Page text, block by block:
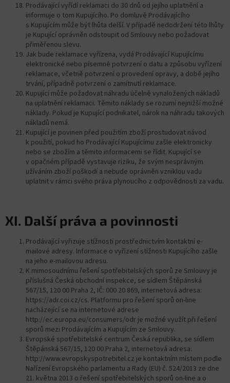
Prodávající vyřídí reklamaci do 30 dnů od jejího uplatnění a
informuje o tom Kupujícího. Po domluvě Prodávajícího
s Kupujícím může být lhůta delší. V případě nedodržení této lhůty
je Kupující oprávněn odstoupit od Smlouvy nebo požadovat
přiměřenou slevu.
Jak bude reklamace vyřízena, vydá Prodávající Kupujícímu
elektronické nebo písemné potvrzení o datu a způsobu vyřízení
reklamace, včetně potvrzení o provedení opravy, a době jejího
trvání, případně potvrzení o zamítnutí reklamace.
Kupující může požadovat náhradu účelně vynaložených nákladů
na uplatnění reklamaci. Těmito náklady se rozumí nejnižší možné
náklady. Pokud je Kupující podnikatel, nárok na náhradu takových
nákladů nemá.
Kupující je povinen před použitím zboží prostudovat návod
k použití, pokud ho Prodávající Kupujícímu zašle elektronicky
nebo se zbožím a těmito informacemi se řídit. Kupující se
v opačném případě vystavuje riziku, že svým nesprávným
užíváním zboží poškodí a nebude oprávněn vzniklou vadu
uplatnit v rámci svého práva plynoucího z odpovědnosti za vadu.
XI. Další práva a povinnosti
Prodávající vyřizuje stížnosti prostřednictvím kontaktní e-
mailové adresy. Informace o vyřízení stížnosti Kupujícího zašle
na jeho e-mailovou adresu.
K mimosoudnímu řešení spotřebitelských sporů ze Smlouvy je
příslušná Česká obchodní inspekce, se sídlem Štěpánská
567/15, 120 00 Praha 2, IČ: 000 20 869, internetová adresa:
https://adr.coi.cz/cs. Platformu pro řešení sporů on-line
nacházející se na internetové adrese
http://ec.europa.eu/consumers/odr je možné využít při řešení
sporů mezi Prodávajícím a Kupujícím ze Smlouvy.
Evropské spotřebitelské centrum Česká republika, se sídlem
Štěpánská 567/15, 120 00 Praha 2, internetová adresa:
http://www.evropskyspotrebitel.cz je kontaktním místem podle
Nařízení Evropského parlamentu a Rady (EU) č. 524/2013 ze dne
21. května 2013 o řešení spotřebitelských sporů on-line a o